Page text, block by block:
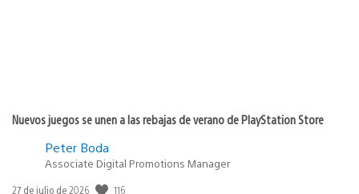
Nuevos juegos se unen a las rebajas de verano de PlayStation Store
Peter Boda
Associate Digital Promotions Manager
Fecha
27 de julio de 2026 116